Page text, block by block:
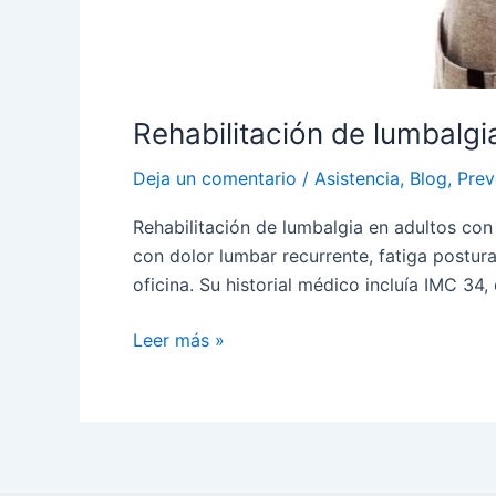
Rehabilitación de
Deja un comentario / Asistencia, Blog,
Rehabilitación de lumbalgia en adultos
con dolor lumbar recurrente, fatiga
oficina. Su historial médico incluía IMC
Leer más »